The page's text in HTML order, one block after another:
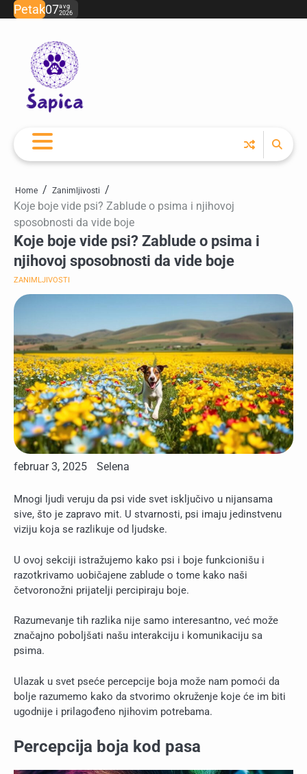
SkipPetak07avg
2026
Home Zanimljivosti
Koje boje vide psi? Zablude o psima i njihovoj
sposobnosti da vide boje
Koje boje vide psi? Zablude o psima i
njihovoj sposobnosti da vide boje
ZANIMLJIVOSTI
februar 3, 2025 Selena
Mnogi ljudi veruju da psi vide svet isključivo u nijansama
sive, što je zapravo mit. U stvarnosti, psi imaju jedinstvenu
viziju koja se razlikuje od ljudske.
U ovoj sekciji istražujemo kako psi i boje funkcionišu i
razotkrivamo uobičajene zablude o tome kako naši
četvoronožni prijatelji percipiraju boje.
Razumevanje tih razlika nije samo interesantno, već može
značajno poboljšati našu interakciju i komunikaciju sa
psima.
Ulazak u svet pseće percepcije boja može nam pomoći da
bolje razumemo kako da stvorimo okruženje koje će im biti
ugodnije i prilagođeno njihovim potrebama.
Percepcija boja kod pasa